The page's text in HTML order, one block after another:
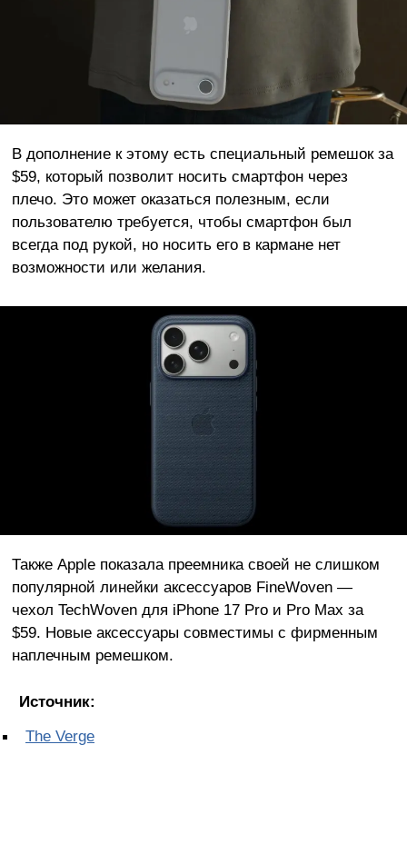
В дополнение к этому есть специальный ремешок за
$59, который позволит носить смартфон через
плечо. Это может оказаться полезным, если
пользователю требуется, чтобы смартфон был
всегда под рукой, но носить его в кармане нет
возможности или желания.
Также Apple показала преемника своей не слишком
популярной линейки аксессуаров FineWoven —
чехол TechWoven для iPhone 17 Pro и Pro Max за
$59. Новые аксессуары совместимы с фирменным
наплечным ремешком.
Источник:
The Verge